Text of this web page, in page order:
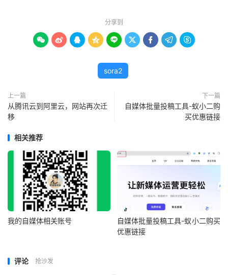
分享到
        
sora2
上一篇
从腾讯云到阿里云，网站再次迁
移
下一篇
自媒体批量投稿工具-蚁小二购
买优惠链接
相关推荐
我的自媒体相关账号
自媒体批量投稿工具-蚁小二购买
优惠链接
评论 抢沙发